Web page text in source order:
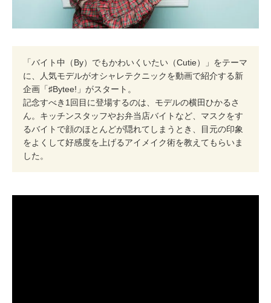
「バイト中（By）でもかわいくいたい（Cutie）」をテーマ
に、人気モデルがオシャレテクニックを動画で紹介する新
企画「♯Bytee!」がスタート。
記念すべき1回目に登場するのは、モデルの横田ひかるさ
ん。キッチンスタッフやお弁当店バイトなど、マスクをす
るバイトで顔のほとんどが隠れてしまうとき、目元の印象
をよくして好感度を上げるアイメイク術を教えてもらいま
した。